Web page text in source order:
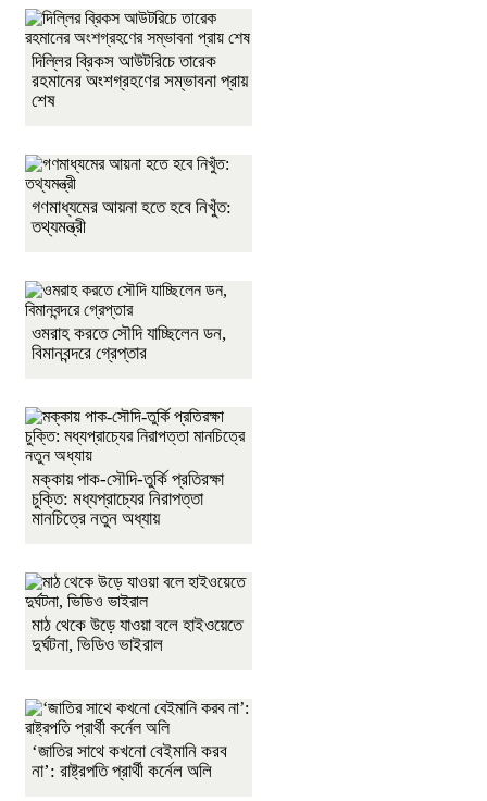
দিল্লির ব্রিকস আউটরিচে তারেক
রহমানের অংশগ্রহণের সম্ভাবনা প্রায়
শেষ
গণমাধ্যমের আয়না হতে হবে নিখুঁত:
তথ্যমন্ত্রী
ওমরাহ করতে সৌদি যাচ্ছিলেন ডন,
বিমানবন্দরে গ্রেপ্তার
মক্কায় পাক-সৌদি-তুর্কি প্রতিরক্ষা
চুক্তি: মধ্যপ্রাচ্যের নিরাপত্তা
মানচিত্রে নতুন অধ্যায়
মাঠ থেকে উড়ে যাওয়া বলে হাইওয়েতে
দুর্ঘটনা, ভিডিও ভাইরাল
‘জাতির সাথে কখনো বেইমানি করব
না’: রাষ্ট্রপতি প্রার্থী কর্নেল অলি